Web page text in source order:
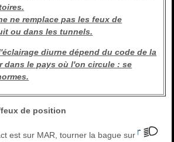
ne remplace pas les feux de
ou dans les tunnels.
diurne dépend du code de la
dans le pays où l'on circule : se
de position
est sur MAR, tourner la bague sur